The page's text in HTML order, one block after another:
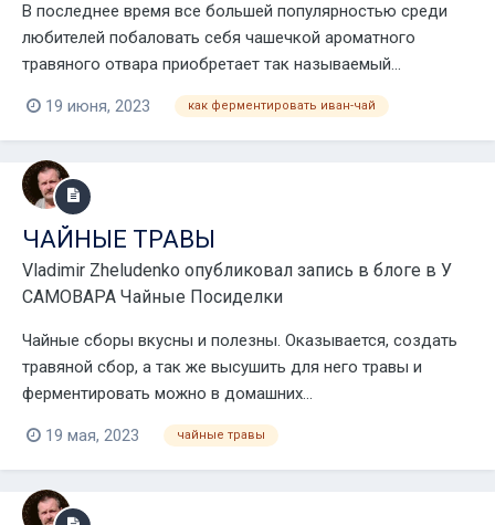
В последнее время все большей популярностью среди
любителей побаловать себя чашечкой ароматного
травяного отвара приобретает так называемый...
19 июня, 2023 как ферментировать иван-чай
ЧАЙНЫЕ ТРАВЫ
Vladimir Zheludenko опубликовал запись в блоге в У
САМОВАРА Чайные Посиделки
Чайные сборы вкусны и полезны. Оказывается, создать
травяной сбор, а так же высушить для него травы и
ферментировать можно в домашних...
19 мая, 2023 чайные травы